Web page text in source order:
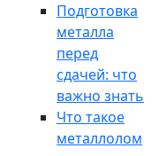
Подготовка
металла
перед
сдачей: что
важно знать
Что такое
металлолом